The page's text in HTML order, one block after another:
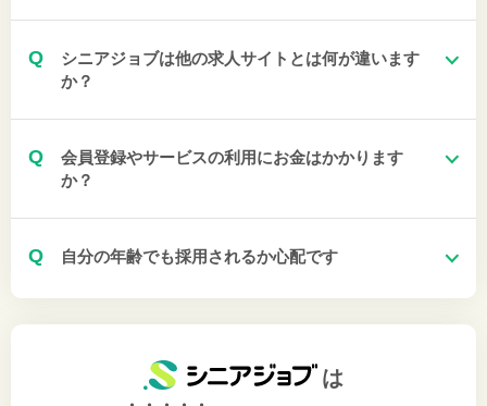
Q
シニアジョブは他の求人サイトとは何が違います
か？
Q
会員登録やサービスの利用にお金はかかります
か？
Q 自分の年齢でも採用されるか心配です
は